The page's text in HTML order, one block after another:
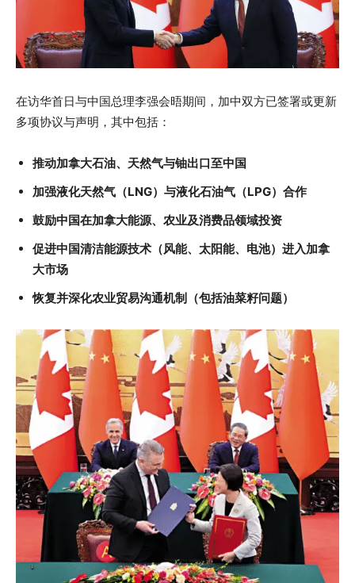
在访华首日与中国总理李强会晤期间，加中双方已签署或更新
多项协议与声明，其中包括：
推动加拿大石油、天然气与铀出口至中国
加强液化天然气（LNG）与液化石油气（LPG）合作
鼓励中国在加拿大能源、农业及消费品领域投资
促进中国清洁能源技术（风能、太阳能、电池）进入加拿
大市场
恢复并深化农业贸易沟通机制（包括油菜籽问题）